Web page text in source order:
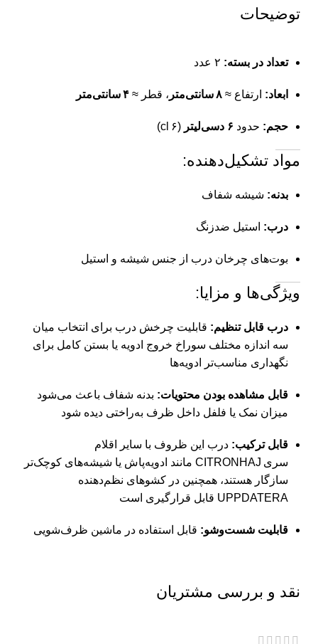
توضیحات
تعداد در بسته:
ابعاد: ارتفاع ≈ ۸ سانتی‌متر ، قطر ≈ ۴ سانتی‌متر
حجم: حدود ۶ دسی‌لیتر (۶ cl)
مواد تشکیل‌دهنده:
بدنه: شیشه شفاف
درب: استیل ضدزنگ
بوت‌های چرخان درب از جنس شیشه و استیل
ویژگی‌ها و مزایا:
درب قابل تنظیم: قابلیت چرخش درب برای انتخاب میان
سه اندازه مختلف سوراخ خروج ادویه یا بستن کامل برای
نگهداری مناسب‌تر ادویه‌ها
قابل مشاهده بودن محتویات: بدنه شفاف باعث می‌شود
میزان نمک یا فلفل داخل ظرف به‌راختی دیده شود
قابل ترکیب: درب این ظروف با سایر اقلام
سری CITRONHAJ مانند ادویه‌پاش یا شیشه‌های کوچک‌تر
سازگار هستند، همچنین در کشوهای نظم‌دهنده
UPPDATERA قابل قرارگیری است
قابلیت شست‌وشو: قابل استفاده در ماشین ظرف‌شویی
نقد و بررسی مشتریان